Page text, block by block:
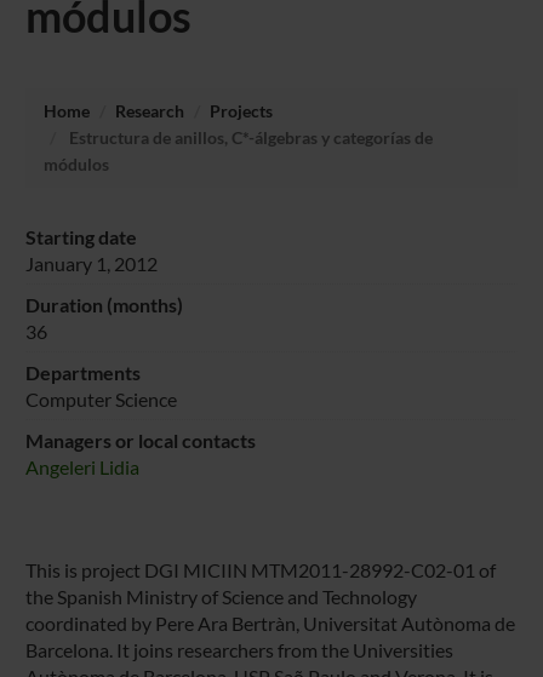
módulos
Home Research
Projects
Estructura de anillos, C*-álgebras y categorías de
módulos
Starting date
January 1, 2012
Duration (months)
36
Departments
Computer Science
Managers or local contacts
Angeleri Lidia
This is project DGI MICIIN MTM2011-28992-C02-01 of
the Spanish Ministry of Science and Technology
coordinated by Pere Ara Bertràn, Universitat Autònoma de
Barcelona. It joins researchers from the Universities